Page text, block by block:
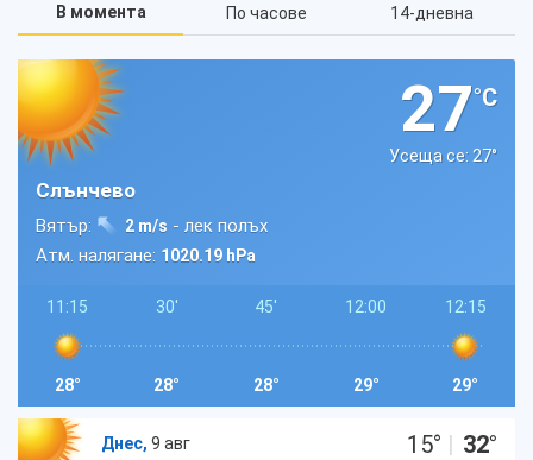
В момента По часове 14-дневна
27°C
Усеща се: 27°
Слънчево
Вятър: 2 m/s - лек полъх
Атм. налягане: 1020.19 hPa
11:15
28°
30'
28°
45'
28°
12:00
29°
12:15
29°
Днес, 9 авг
15° | 32°